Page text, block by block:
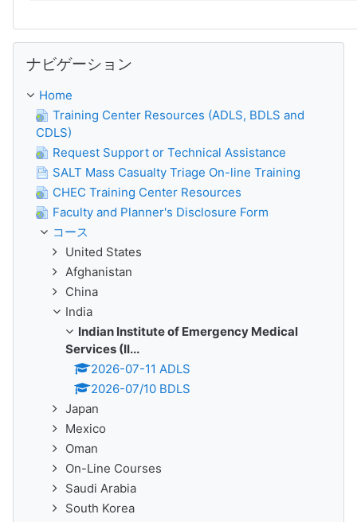
ナビゲーション
Home
Training Center Resources (ADLS, BDLS and
CDLS)
Request Support or Technical Assistance
SALT Mass Casualty Triage On-line Training
CHEC Training Center Resources
Faculty and Planner's Disclosure Form
コース
United States
Afghanistan
China
India
Indian Institute of Emergency Medical
Services (II...
2026-07-11 ADLS
2026-07/10 BDLS
Japan
Mexico
Oman
On-Line Courses
Saudi Arabia
South Korea